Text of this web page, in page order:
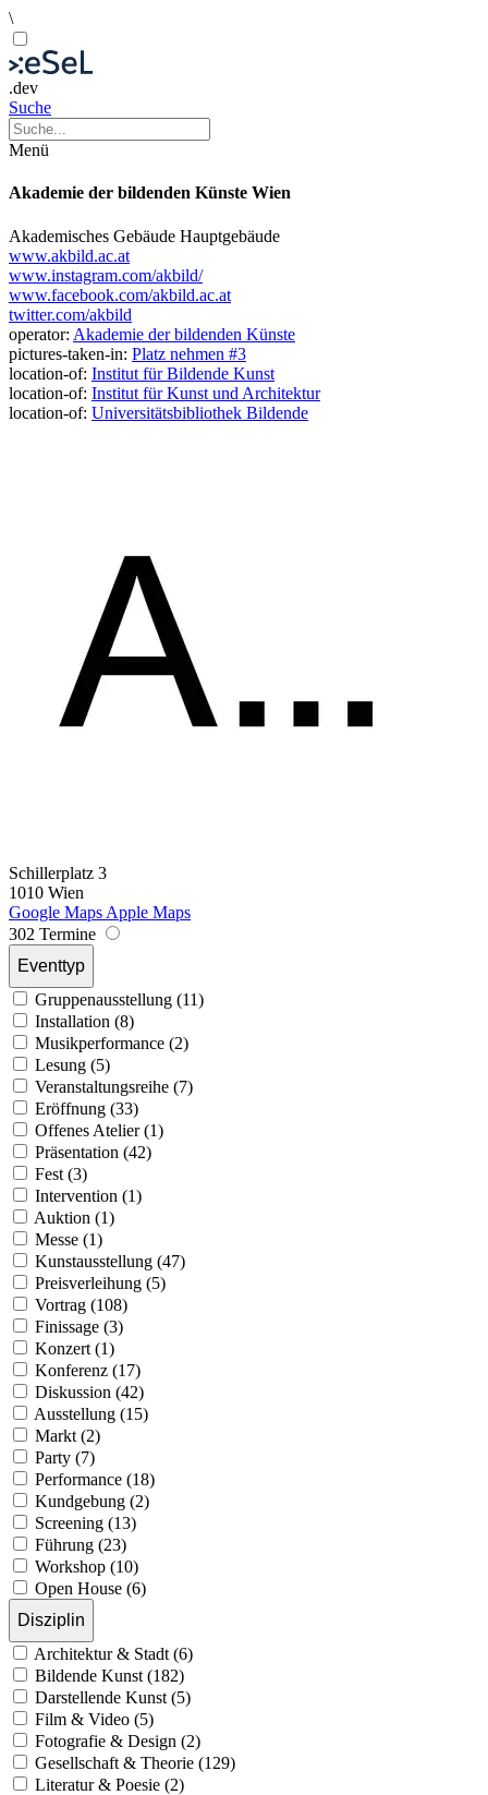
\
.dev
Suche
Menü
Akademie der bildenden Künste Wien
Akademisches Gebäude Hauptgebäude
www.akbild.ac.at
www.instagram.com/akbild/
www.facebook.com/akbild.ac.at
twitter.com/akbild
operator: Akademie der bildenden Künste
pictures-taken-in: Platz nehmen #3
location-of: Institut für Bildende Kunst
location-of: Institut für Kunst und Architektur
location-of: Universitätsbibliothek Bildende
Schillerplatz 3
1010 Wien
Google Maps Apple Maps
302 Termine
Eventtyp
Gruppenausstellung (11)
Installation (8)
Musikperformance (2)
Lesung (5)
Veranstaltungsreihe (7)
Eröffnung (33)
Offenes Atelier (1)
Präsentation (42)
Fest (3)
Intervention (1)
Auktion (1)
Messe (1)
Kunstausstellung (47)
Preisverleihung (5)
Vortrag (108)
Finissage (3)
Konzert (1)
Konferenz (17)
Diskussion (42)
Ausstellung (15)
Markt (2)
Party (7)
Performance (18)
Kundgebung (2)
Screening (13)
Führung (23)
Workshop (10)
Open House (6)
Disziplin
Architektur & Stadt (6)
Bildende Kunst (182)
Darstellende Kunst (5)
Film & Video (5)
Fotografie & Design (2)
Gesellschaft & Theorie (129)
Literatur & Poesie (2)